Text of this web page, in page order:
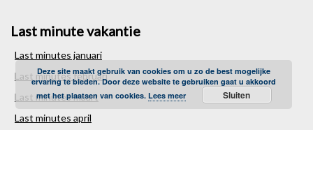
Last minute vakantie
Last minutes januari
Last minutes februari
Last minutes maart
Last minutes april
Deze site maakt gebruik van cookies om u zo de best mogelijke
ervaring te bieden. Door deze website te gebruiken gaat u akkoord
met het plaatsen van cookies. Lees meer Sluiten